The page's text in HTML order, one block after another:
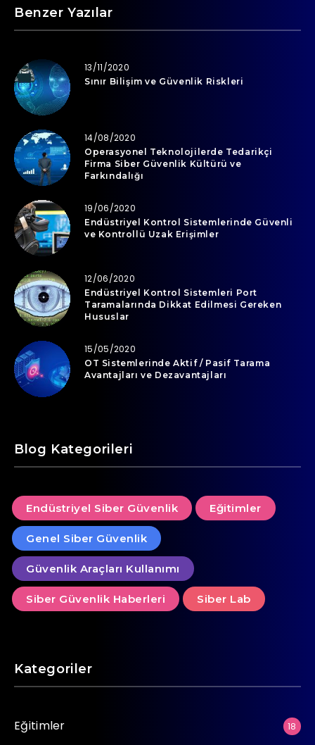
Benzer Yazılar
13/11/2020
Sınır Bilişim ve Güvenlik Riskleri
14/08/2020
Operasyonel Teknolojilerde Tedarikçi
Firma Siber Güvenlik Kültürü ve
Farkındalığı
19/06/2020
Endüstriyel Kontrol Sistemlerinde Güvenli
ve Kontrollü Uzak Erişimler
12/06/2020
Endüstriyel Kontrol Sistemleri Port
Taramalarında Dikkat Edilmesi Gereken
Hususlar
15/05/2020
OT Sistemlerinde Aktif / Pasif Tarama
Avantajları ve Dezavantajları
Blog Kategorileri
Endüstriyel Siber Güvenlik Eğitimler
Genel Siber Güvenlik
Güvenlik Araçları Kullanımı
Siber Güvenlik Haberleri Siber Lab
Kategoriler
Eğitimler 18